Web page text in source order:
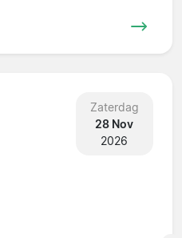
Zaterdag
28 Nov
2026